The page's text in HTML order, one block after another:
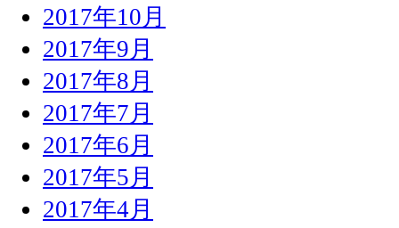
2017年10月
2017年9月
2017年8月
2017年7月
2017年6月
2017年5月
2017年4月